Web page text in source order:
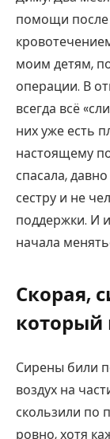
помощи после
моим детям,
операции. В
всегда всё
них уже есть
настоящему
спасала,
сестру и не
поддержки. И
начала
Скорая,
который
Сирены били
воздух на
скользили по
ровно, хотя